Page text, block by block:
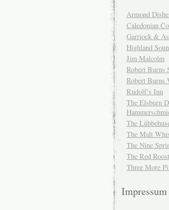
Armond
Caledonian
Garriock &
Highland
Jim Malcolm
Robert Burns
Robert Burns
Rudolf’s Inn
The Elsburn
The
The Malt
The Nine
The Red
Three More
Impressum